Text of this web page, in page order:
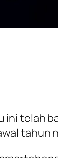
ini telah
tahun